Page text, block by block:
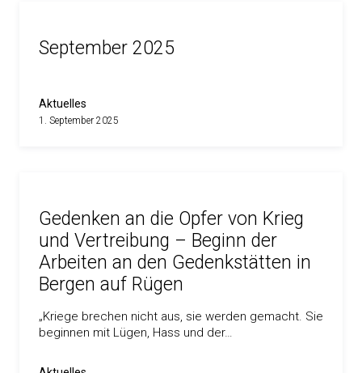
September 2025
Aktuelles
1. September 2025
Gedenken an die Opfer von Krieg
und Vertreibung – Beginn der
Arbeiten an den Gedenkstätten in
Bergen auf Rügen
„Kriege brechen nicht aus, sie werden gemacht. Sie
beginnen mit Lügen, Hass und der…